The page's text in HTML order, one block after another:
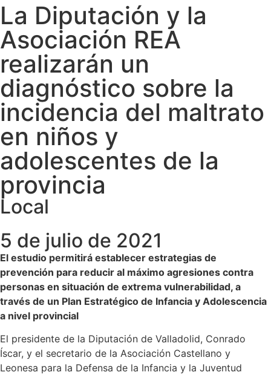
La Diputación y la
Asociación REA
realizarán un
diagnóstico sobre la
incidencia del maltrato
en niños y
adolescentes de la
provincia
Local
5 de julio de 2021
El estudio permitirá establecer estrategias de
prevención para reducir al máximo agresiones contra
personas en situación de extrema vulnerabilidad, a
través de un Plan Estratégico de Infancia y Adolescencia
a nivel provincial
El presidente de la Diputación de Valladolid, Conrado
Íscar, y el secretario de la Asociación Castellano y
Leonesa para la Defensa de la Infancia y la Juventud